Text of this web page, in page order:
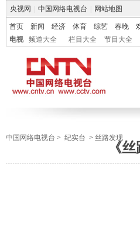
央视网 中国网络电视台 网站地图
首页 新闻 经济 体育 综艺 春晚
电视
频道大全 栏目大全 节目大全
中国网络电视台 > 纪实台 > 丝路发现
《